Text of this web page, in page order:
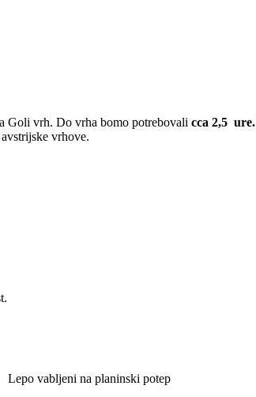
Goli vrh. Do vrha bomo potrebovali cca 2,5 ure.
vrhove.
Lepo vabljeni na planinski potep